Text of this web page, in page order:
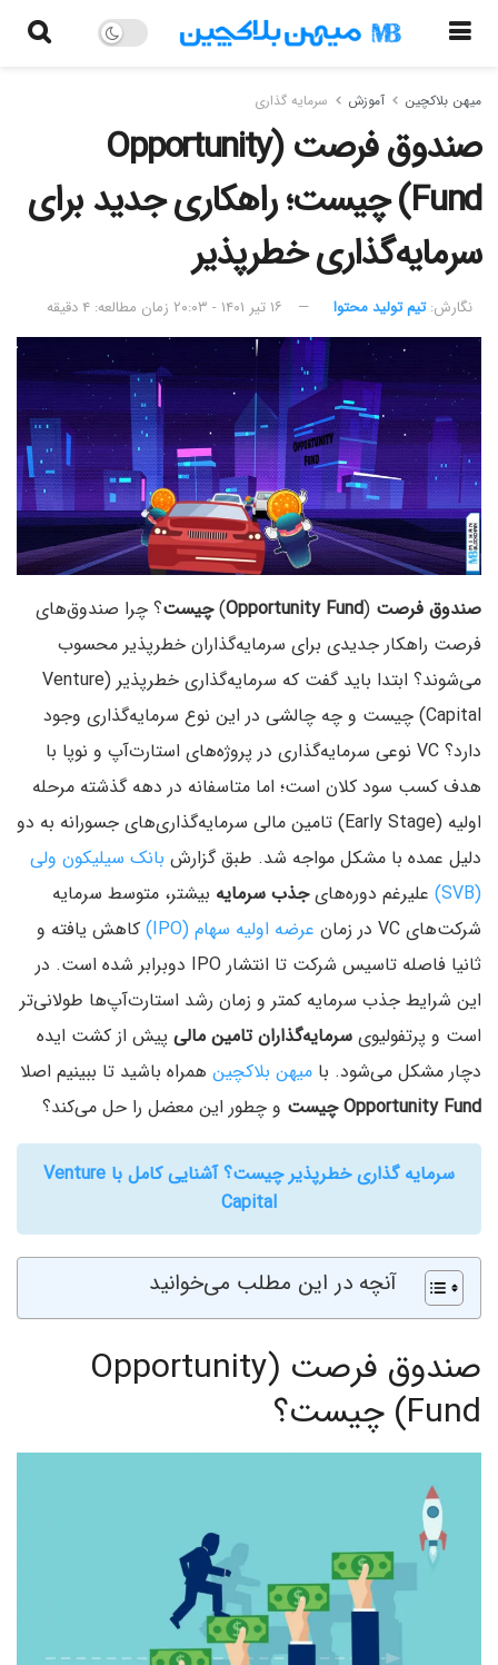
میهن بلاکچین آموزش سرمایه گذاری
صندوق فرصت (Opportunity
Fund) چیست؛ راهکاری جدید برای
سرمایه‌گذاری خطرپذیر
نگارش:‌ تیم تولید محتوا ۱۶ تیر ۱۴۰۱ - ۲۰:۰۳ زمان مطالعه: ۴ دقیقه
صندوق فرصت (
Opportunity Fund
)چیست؟ چرا صندوق‌های
فرصت راهکار جدیدی برای سرمایه‌گذاران خطرپذیر محسوب
می‌شوند؟ ابتدا باید گفت که سرمایه‌گذاری خطرپذیر (Venture
Capital) چیست و چه چالشی در این نوع سرمایه‌گذاری وجود
دارد؟ VC نوعی سرمایه‌گذاری در پروژه‌های استارت‌آپ و نوپا با
هدف کسب سود کلان است؛ اما متاسفانه در دهه گذشته مرحله
اولیه (Early Stage) تامین مالی سرمایه‌گذاری‌های جسورانه به دو
دلیل عمده با مشکل مواجه شد. طبق گزارش بانک سیلیکون ولی
(SVB)
علیرغم دوره‌هایجذب سرمایه بیشتر، متوسط سرمایه
شرکت‌های VC در زمان
عرضه اولیه سهام (IPO)
کاهش یافته و
ثانیا فاصله تاسیس شرکت تا انتشار IPO دوبرابر شده است. در
این شرایط جذب سرمایه کمتر و زمان رشد استارت‌آپ‌ها طولانی‌تر
است و پرتفولیوی سرمایه‌گذاران تامین مالی پیش از کشت ایده
دچار مشکل می‌شود. با میهن بلاکچین همراه باشید تا ببینیم اصلا
Opportunity Fund چیست
و چطور این معضل را حل می‌کند؟
سرمایه گذاری خطرپذیر چیست؟ آشنایی کامل با Venture
Capital
آنچه در این مطلب می‌خوانید
صندوق فرصت (Opportunity
Fund) چیست؟